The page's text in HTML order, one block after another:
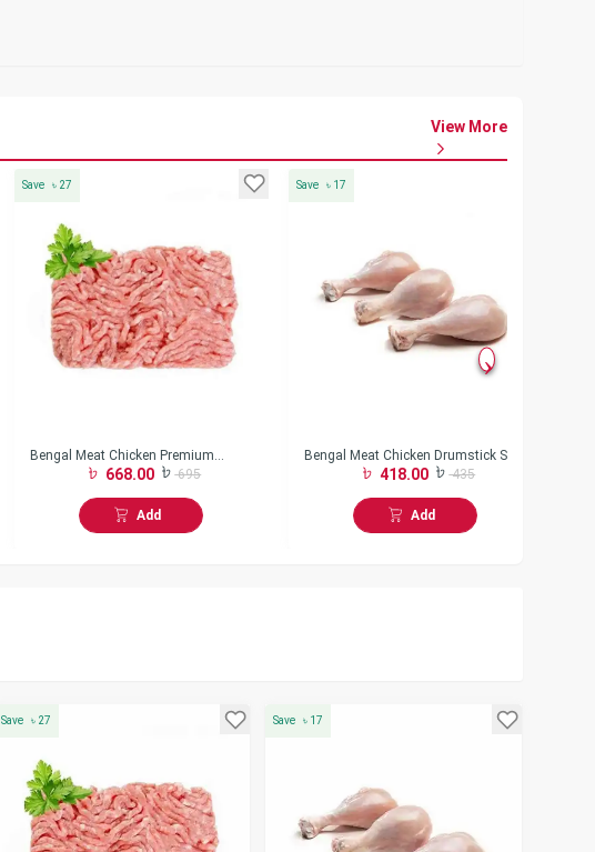
View More
Save ৳ 27
Bengal Meat Chicken Premium
668.00 695
Add
Save ৳ 17
Bengal Meat Chicken Drumstick Skin
418.00 435
Add
Save ৳ 27 Save ৳ 17